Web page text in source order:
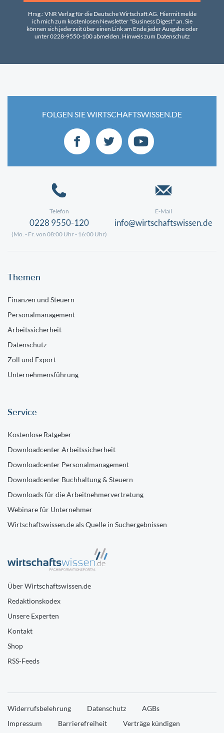
Hrsg.: VNR Verlag für die Deutsche Wirtschaft AG. Hiermit melde
ich mich zum kostenlosen Newsletter "Business Digest" an. Sie
können sich jederzeit über einen Link am Ende jeder Ausgabe oder
unter 0228-9550-100 abmelden. Hinweis zum Datenschutz
FOLGEN SIE WIRTSCHAFTSWISSEN.DE
Telefon
0228 9550-120
(Mo. - Fr. von 08:00 Uhr - 16:00 Uhr)
E-Mail
info@wirtschaftswissen.de
Themen
Finanzen und Steuern
Personalmanagement
Arbeitssicherheit
Datenschutz
Zoll und Export
Unternehmensführung
Service
Kostenlose Ratgeber
Downloadcenter Arbeitssicherheit
Downloadcenter Personalmanagement
Downloadcenter Buchhaltung & Steuern
Downloads für die Arbeitnehmervertretung
Webinare für Unternehmer
Wirtschaftswissen.de als Quelle in Suchergebnissen
Über Wirtschaftswissen.de
Redaktionskodex
Unsere Experten
Kontakt
Shop
RSS-Feeds
Widerrufsbelehrung Datenschutz
AGBs
Impressum
Barrierefreiheit Verträge kündigen